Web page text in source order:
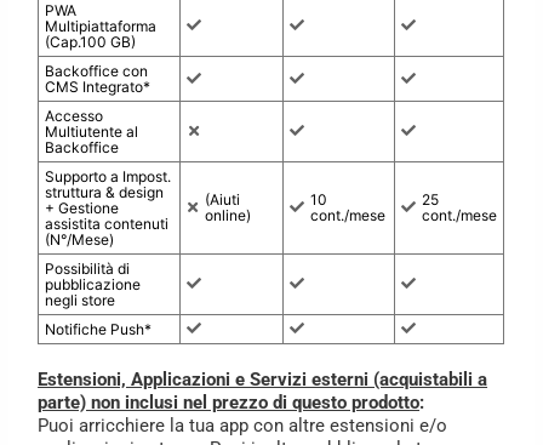
PWA
Multipiattaforma
(Cap.100 GB)
Backoffice con
CMS Integrato*
Accesso
Multiutente al
Backoffice
Supporto a Impost.
struttura & design
+ Gestione
assistita contenuti
(N°/Mese)
(Aiuti
online)
10
cont./mese
25
cont./mese
Possibilità di
pubblicazione
negli store
Notifiche Push*
Estensioni, Applicazioni e Servizi esterni (acquistabili a
parte) non inclusi nel prezzo di questo prodotto:
Puoi arricchiere la tua app con altre estensioni e/o